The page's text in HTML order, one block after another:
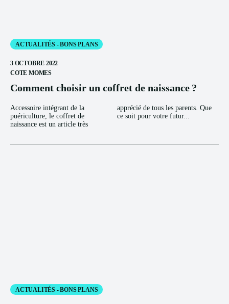
ACTUALITÉS - BONS PLANS
3 OCTOBRE 2022
COTE MOMES
Comment choisir un coffret de naissance ?
Accessoire intégrant de la
puériculture, le coffret de
naissance est un article très
apprécié de tous les parents. Que
ce soit pour votre futur...
ACTUALITÉS - BONS PLANS